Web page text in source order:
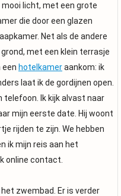
licht, met een grote
die door een glazen
Net als de andere
met een klein terrasje
een hotelkameraankom: ik
laat ik de gordijnen open.
telefoon. Ik kijk alvast naar
mijn eerste date. Hij woont
rijden te zijn. We hebben
ik mijn reis aan het
online contact.
zwembad. Er is verder